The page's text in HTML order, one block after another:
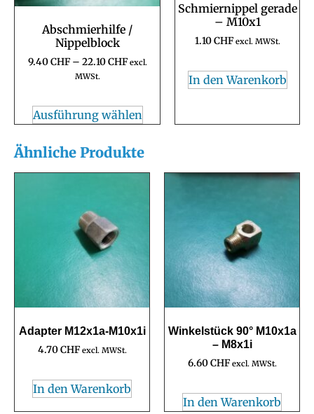
Abschmierhilfe /
Nippelblock
9.40CHF – 22.10CHF excl.
MWSt.
Ausführung wählen
Schmiernippel gerade
– M10x1
1.10CHF excl. MWSt.
In den Warenkorb
Ähnliche Produkte
Adapter M12x1a-M10x1i
4.70CHF excl. MWSt.
In den Warenkorb
Winkelstück 90° M10x1a
– M8x1i
6.60CHF excl. MWSt.
In den Warenkorb